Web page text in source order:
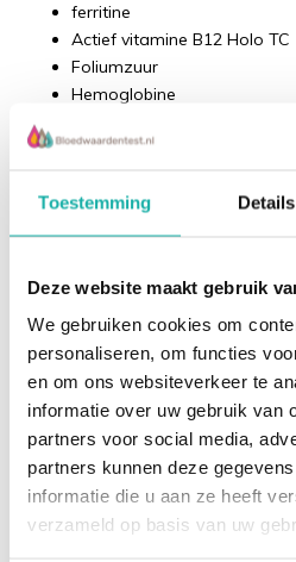
Toestemming Details
Deze website maakt gebruik
We gebruiken cookies om
personaliseren, om functies
en om ons websiteverkeer te
informatie over uw gebruik van
partners voor social media,
partners kunnen deze
informatie die u aan ze heeft
verzameld op basis van uw
ferritine
Actief vitamine B12 Holo TC
Foliumzuur
Hemoglobine
Hba1c (kijkt naar de
glucose)
vitamine B6
Kalium
Alkalische Fosfatase
Lees meer
Recent bekeken
Base-Ik